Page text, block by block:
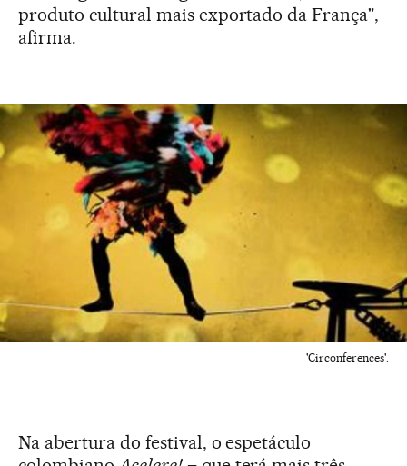
produto cultural mais exportado da França",
afirma.
'Circonferences'.
Na abertura do festival, o espetáculo